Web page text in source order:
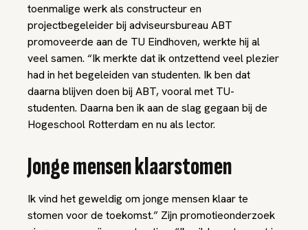
toenmalige werk als constructeur en
projectbegeleider bij adviseursbureau ABT
promoveerde aan de TU Eindhoven, werkte hij al
veel samen. “Ik merkte dat ik ontzettend veel plezier
had in het begeleiden van studenten. Ik ben dat
daarna blijven doen bij ABT, vooral met TU-
studenten. Daarna ben ik aan de slag gegaan bij de
Hogeschool Rotterdam en nu als lector.
Jonge mensen klaarstomen
Ik vind het geweldig om jonge mensen klaar te
stomen voor de toekomst.” Zijn promotieonderzoek